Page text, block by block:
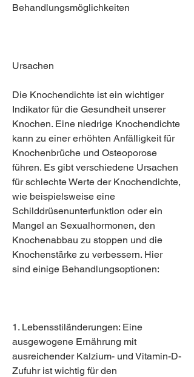
Behandlungsmöglichkeiten
Ursachen
Die Knochendichte ist ein wichtiger
Indikator für die Gesundheit unserer
Knochen. Eine niedrige Knochendichte
kann zu einer erhöhten Anfälligkeit für
Knochenbrüche und Osteoporose
führen. Es gibt verschiedene Ursachen
für schlechte Werte der Knochendichte,
wie beispielsweise eine
Schilddrüsenunterfunktion oder ein
Mangel an Sexualhormonen, den
Knochenabbau zu stoppen und die
Knochenstärke zu verbessern. Hier
sind einige Behandlungsoptionen:
1. Lebensstiländerungen: Eine
ausgewogene Ernährung mit
ausreichender Kalzium- und Vitamin-D-
Zufuhr ist wichtig für den